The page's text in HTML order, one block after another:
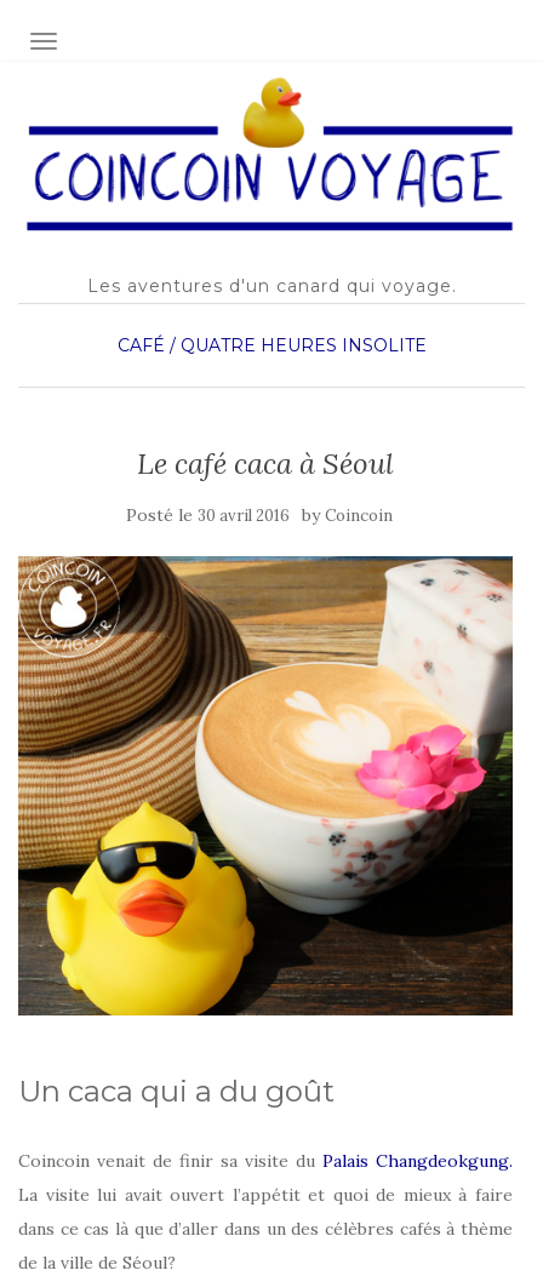
AFFICHER/MASQUER LA NAVIGATION
Les aventures d'un canard qui voyage.
CAFÉ / QUATRE HEURES INSOLITE
Le café caca à Séoul
Posté le 30 avril 2016 byCoincoin
Un caca qui a du goût
Coincoin venait de finir sa visite du Palais Changdeokgung.
La visite lui avait ouvert l’appétit et quoi de mieux à faire
dans ce cas là que d’aller dans un des célèbres cafés à thème
de la ville de Séoul?